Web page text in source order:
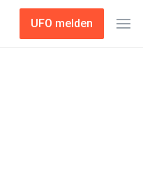
UFO melden